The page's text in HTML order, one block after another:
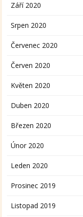
Září 2020
Srpen 2020
Červenec 2020
Červen 2020
Květen 2020
Duben 2020
Březen 2020
Únor 2020
Leden 2020
Prosinec 2019
Listopad 2019